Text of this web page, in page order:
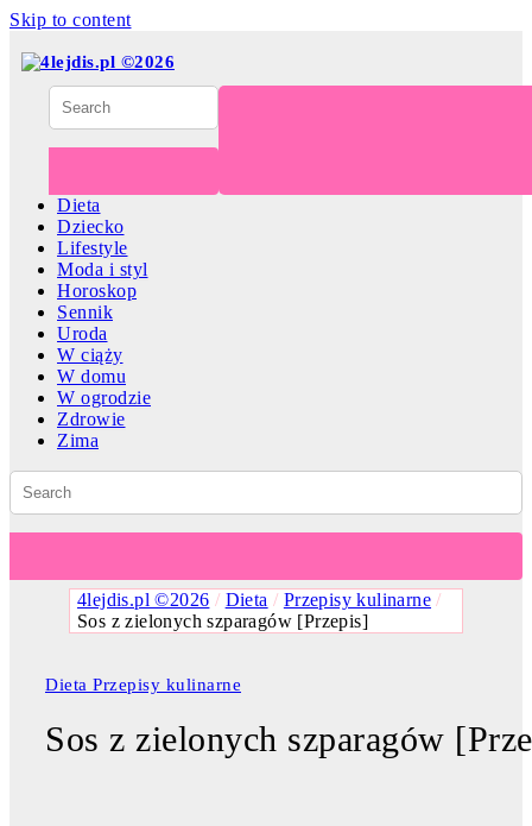
Skip to content
Dieta
Dziecko
Lifestyle
Moda i styl
Horoskop
Sennik
Uroda
W ciąży
W domu
W ogrodzie
Zdrowie
Zima
4lejdis.pl ©2026 / Dieta / Przepisy kulinarne /
Sos z zielonych szparagów [Przepis]
Dieta Przepisy kulinarne
Sos z zielonych szparagów